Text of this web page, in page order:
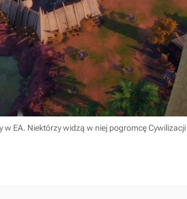
w EA. Niektórzy widzą w niej pogromcę Cywilizacji